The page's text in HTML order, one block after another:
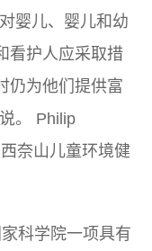
婴儿、婴儿和幼
看护人应采取措
仍为他们提供富
。 Philip
奈山儿童环境健
科学院一项具有